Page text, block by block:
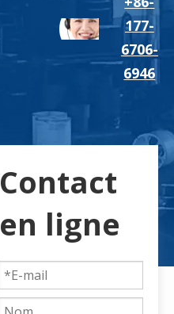
177-
6706-
6946
Contact
en ligne